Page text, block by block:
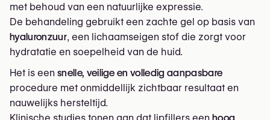
met behoud van een natuurlijke expressie.
De behandeling gebruikt een zachte gel op basis van
hyaluronzuur, een lichaamseigen stof die zorgt voor
hydratatie en soepelheid van de huid.
Het is een snelle, veilige en volledig aanpasbare
procedure met onmiddellijk zichtbaar resultaat en
nauwelijks hersteltijd.